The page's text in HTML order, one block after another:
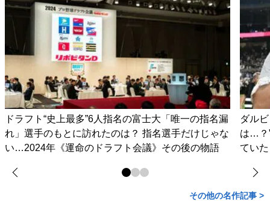
ドラフト“史上最多”6人指名の富士大「唯一の指名漏
れ」選手のもとに訪れたのは？ 指名選手だけじゃな
い…2024年《運命のドラフト会議》その後の物語
ダル
は…？
てい
その他の名作記事 >